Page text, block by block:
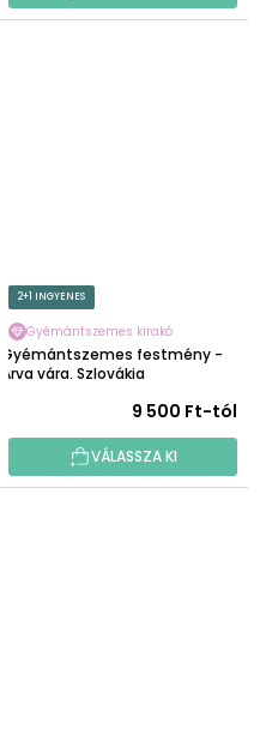
2+1 INGYENES
Gyémántszemes kirakó
Gyémántszemes festmény -
Árva vára, Szlovákia
9 500 Ft-tól
VÁLASSZA KI